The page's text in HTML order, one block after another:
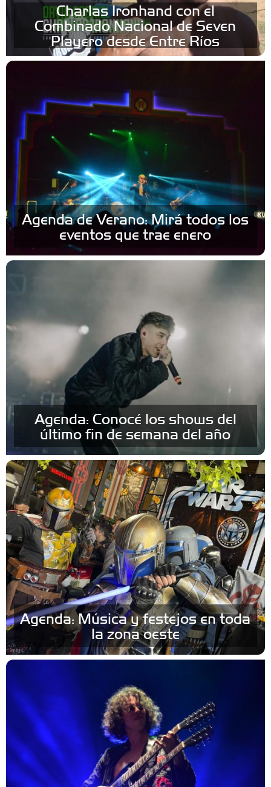
Charlas Ironhand con el
Combinado Nacional de Seven
Playero desde Entre Ríos
Agenda de Verano: Mirá todos los
eventos que trae enero
Agenda: Conocé los shows del
último fin de semana del año
Agenda: Música y festejos en toda
la zona oeste